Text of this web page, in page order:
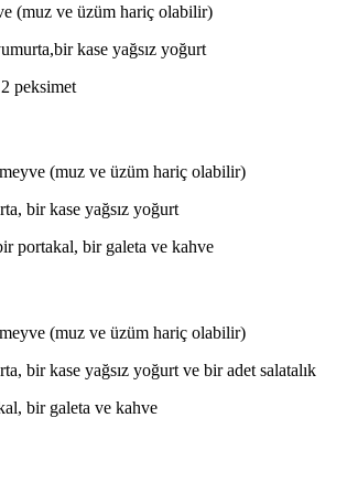
(muz ve üzüm hariç olabilir)
kase yağsız yoğurt
peksimet
(muz ve üzüm hariç olabilir)
bir kase yağsız yoğurt
portakal, bir galeta ve kahve
(muz ve üzüm hariç olabilir)
bir kase yağsız yoğurt ve bir adet salatalık
bir galeta ve kahve